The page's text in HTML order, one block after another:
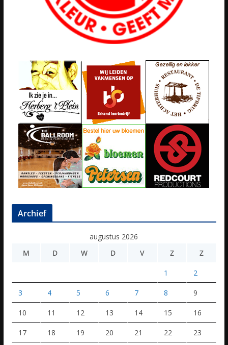
Archief
augustus 2026
M
D W D V Z Z
1 2
3 4 5 6 7 8 9
10 11 12 13 14 15 16
17 18 19 20 21 22 23